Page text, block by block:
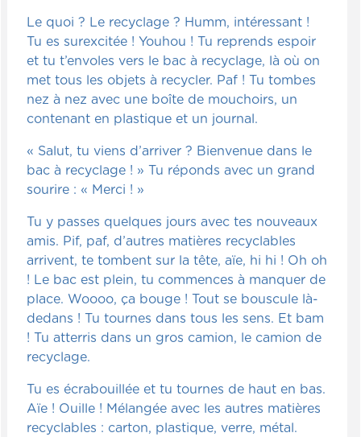
Le quoi ? Le recyclage ? Humm, intéressant !
Tu es surexcitée ! Youhou ! Tu reprends espoir
et tu t’envoles vers le bac à recyclage, là où on
met tous les objets à recycler. Paf ! Tu tombes
nez à nez avec une boîte de mouchoirs, un
contenant en plastique et un journal.
« Salut, tu viens d’arriver ? Bienvenue dans le
bac à recyclage ! » Tu réponds avec un grand
sourire : « Merci ! »
Tu y passes quelques jours avec tes nouveaux
amis. Pif, paf, d’autres matières recyclables
arrivent, te tombent sur la tête, aïe, hi hi ! Oh oh
! Le bac est plein, tu commences à manquer de
place. Woooo, ça bouge ! Tout se bouscule là-
dedans ! Tu tournes dans tous les sens. Et bam
! Tu atterris dans un gros camion, le camion de
recyclage.
Tu es écrabouillée et tu tournes de haut en bas.
Aïe ! Ouille ! Mélangée avec les autres matières
recyclables : carton, plastique, verre, métal.